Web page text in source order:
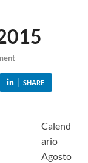
SHARE
Calend
ario
Agosto